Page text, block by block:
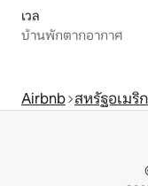
เวล
บ้านพักตากอากาศ
Airbnb สหรัฐอเมริ